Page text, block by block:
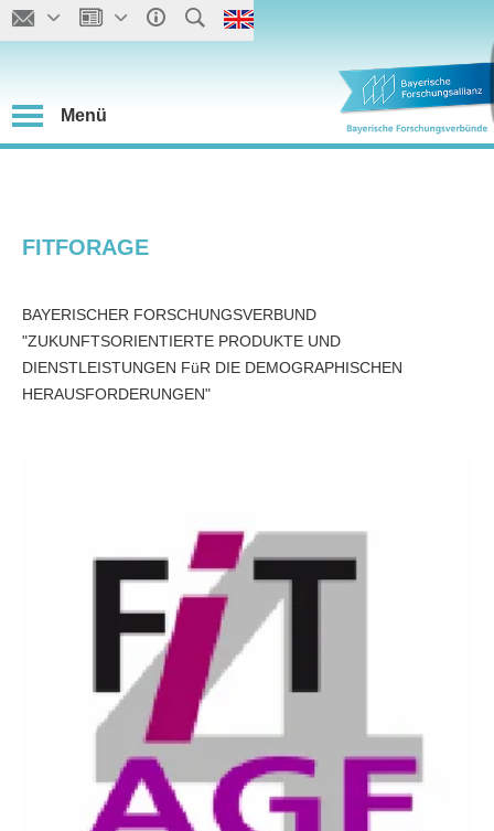
Menü
FITFORAGE
BAYERISCHER FORSCHUNGSVERBUND
"ZUKUNFTSORIENTIERTE PRODUKTE UND
DIENSTLEISTUNGEN FüR DIE DEMOGRAPHISCHEN
HERAUSFORDERUNGEN"